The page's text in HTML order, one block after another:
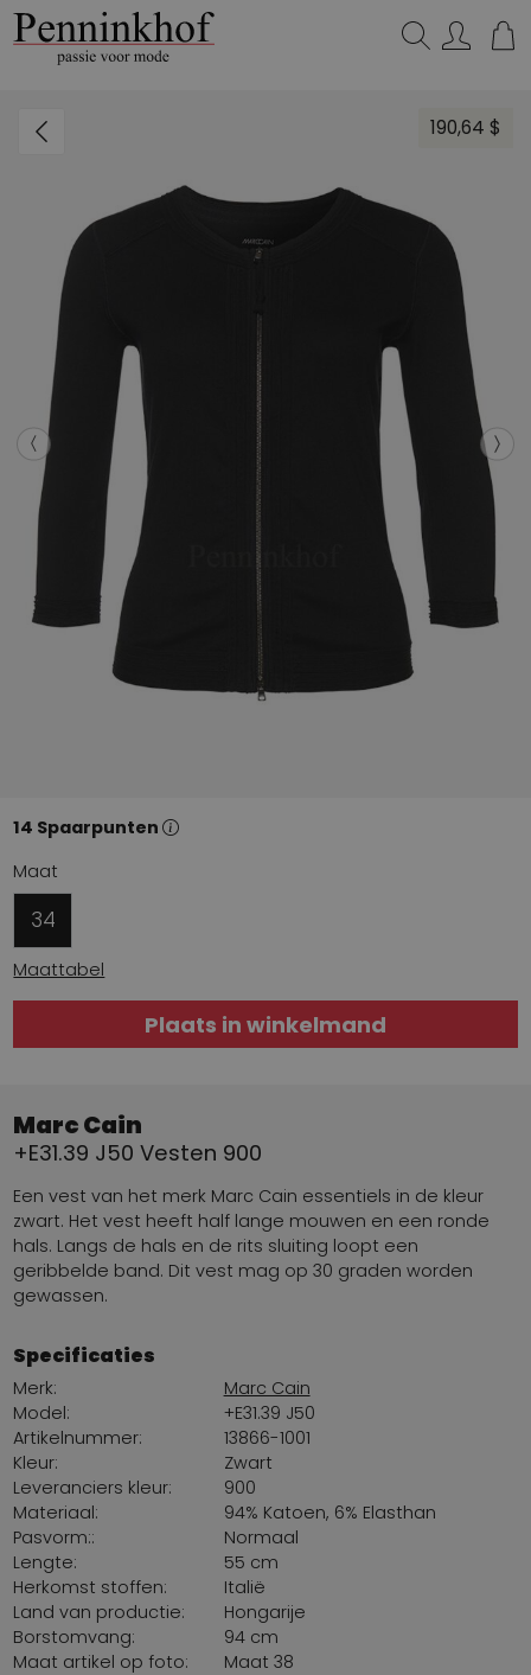
190,64 $
14 Spaarpunten
Maat
34
Maattabel
Plaats in winkelmand
Marc Cain
+E31.39 J50 Vesten 900
Een vest van het merk Marc Cain essentiels in de kleur
zwart. Het vest heeft half lange mouwen en een ronde
hals. Langs de hals en de rits sluiting loopt een
geribbelde band. Dit vest mag op 30 graden worden
gewassen.
Specificaties
Merk:
Marc Cain
Model:
+E31.39 J50
Artikelnummer:
13866-1001
Kleur:
Zwart
Leveranciers kleur:
900
Materiaal:
94% Katoen, 6% Elasthan
Pasvorm::
Normaal
Lengte:
55 cm
Herkomst stoffen:
Italië
Land van productie:
Hongarije
Borstomvang:
94 cm
Maat artikel op foto:
Maat 38